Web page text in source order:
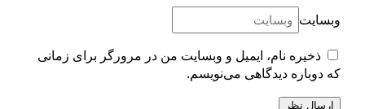
ذخیره نام، ایمیل و وبسایت من در مرورگر برای زمانی
دیدگاهی می‌نویسم.